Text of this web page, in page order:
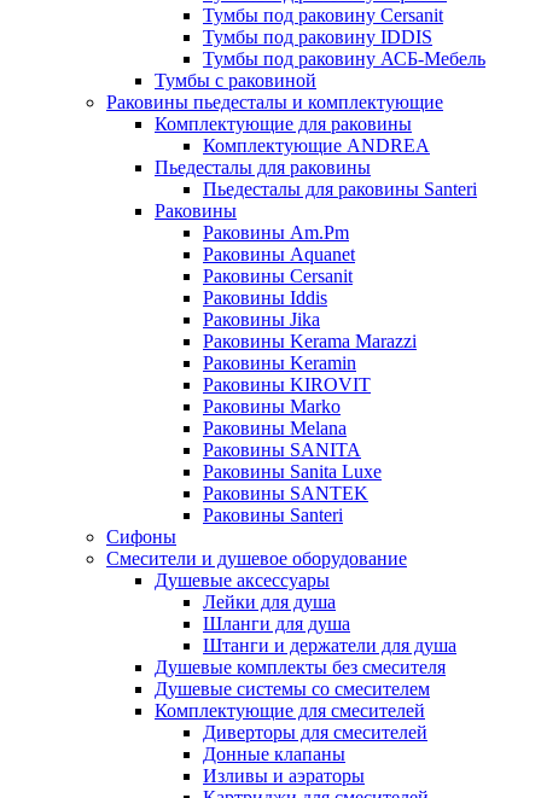
Тумбы под раковину Cersanit
Тумбы под раковину IDDIS
Тумбы под раковину АСБ-Мебель
Тумбы с раковиной
Раковины пьедесталы и комплектующие
Комплектующие для раковины
Комплектующие ANDREA
Пьедесталы для раковины
Пьедесталы для раковины Santeri
Раковины
Раковины Am.Pm
Раковины Aquanet
Раковины Cersanit
Раковины Iddis
Раковины Jika
Раковины Kerama Marazzi
Раковины Keramin
Раковины KIROVIT
Раковины Marko
Раковины Melana
Раковины SANITA
Раковины Sanita Luxe
Раковины SANTEK
Раковины Santeri
Сифоны
Смесители и душевое оборудование
Душевые аксессуары
Лейки для душа
Шланги для душа
Штанги и держатели для душа
Душевые комплекты без смесителя
Душевые системы со смесителем
Комплектующие для смесителей
Диверторы для смесителей
Донные клапаны
Изливы и аэраторы